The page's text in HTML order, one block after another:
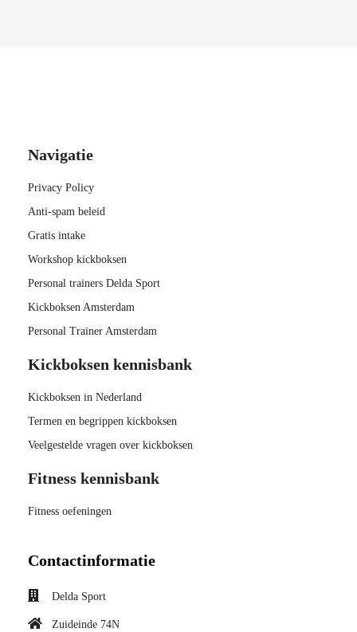
Navigatie
Privacy Policy
Anti-spam beleid
Gratis intake
Workshop kickboksen
Personal trainers Delda Sport
Kickboksen Amsterdam
Personal Trainer Amsterdam
Kickboksen kennisbank
Kickboksen in Nederland
Termen en begrippen kickboksen
Veelgestelde vragen over kickboksen
Fitness kennisbank
Fitness oefeningen
Contactinformatie
Delda Sport
Zuideinde 74N
op
gebruikt
te
de
Hierdoor
van